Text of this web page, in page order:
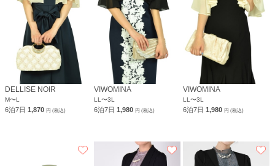
DELLISE NOIR
M〜L
6泊7日 1,870 円 (税込)
VIWOMINA
LL〜3L
6泊7日1,980円 (税込)
VIWOMINA
LL〜3L
6泊7日1,980円 (税込)